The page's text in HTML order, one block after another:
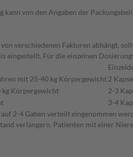
von den Angaben der
verschiedenen Faktoren abhängt,
eingestellt. Für die einzelnen
mit 25-40 kg Körpergewicht2
kg Körpergewicht
2-3
3-4
2-4 Gaben verteilt eingenommen
verlängern. Patienten mit einer